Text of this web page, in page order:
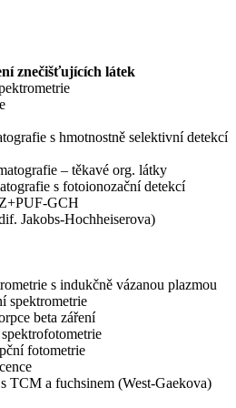
znečišťujících látek
s hmotnostně selektivní detekcí
– těkavé org. látky
s fotoionozační detekcí
GCH
Jakobs-Hochheiserova)
s indukčně vázanou plazmou
spektrometrie
beta záření
fotometrie
TCM a fuchsinem (West-Gaekova)